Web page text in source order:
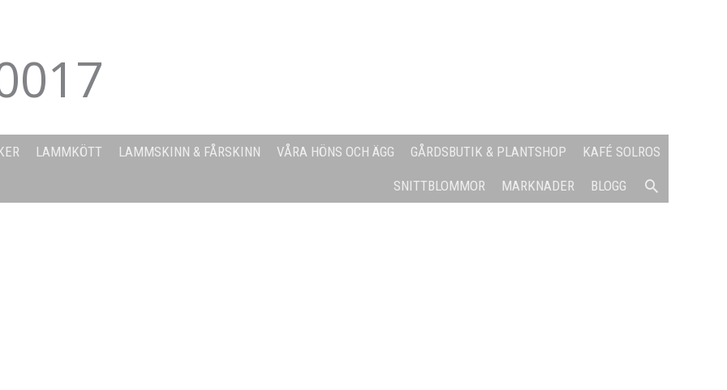
LAMMKÖTT LAMMSKINN & FÅRSKINN VÅRA HÖNS OCH ÄGG GÅRDSBUTIK & PLANTSHOP KAFÉ SOLROS
SNITTBLOMMOR MARKNADER BLOGG SÖK